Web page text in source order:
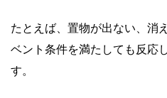
たとえば、置物が出ない、消
ベント条件を満たしても反応
す。